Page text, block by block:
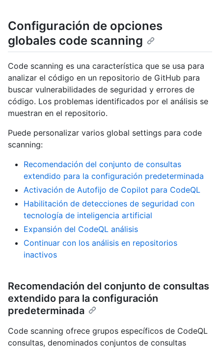
Configuración de opciones
globales code scanning
Code scanning es una característica que se usa para
analizar el código en un repositorio de GitHub para
buscar vulnerabilidades de seguridad y errores de
código. Los problemas identificados por el análisis se
muestran en el repositorio.
Puede personalizar varios global settings para code
scanning:
Recomendación del conjunto de consultas
extendido para la configuración predeterminada
Activación de Autofijo de Copilot para CodeQL
Habilitación de detecciones de seguridad con
tecnología de inteligencia artificial
Expansión del CodeQL análisis
Continuar con los análisis en repositorios
inactivos
Recomendación del conjunto de consultas
extendido para la configuración
predeterminada
Code scanning ofrece grupos específicos de CodeQL
consultas, denominados conjuntos de consultas